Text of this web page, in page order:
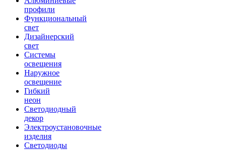
профили
Функциональный
свет
Дизайнерский
свет
Системы
освещения
Наружное
освещение
Гибкий
неон
Светодиодный
декор
Электроустановочные
изделия
Светодиоды